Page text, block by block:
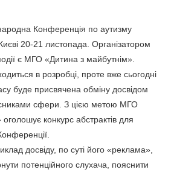
Конференція по аутизму
20-21 листопада. Організатором
події є МГО «Дитина з майбутнім».
в розробці, проте вже сьогодні
буде присвячена обміну досвідом
сфери. З цією метою МГО
конкурс абстрактів для
досвіду, по суті його «реклама»,
потенційного слухача, пояснити